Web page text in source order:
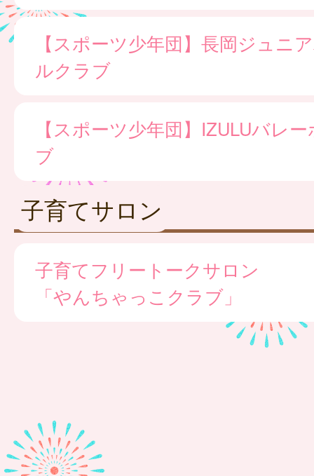
【スポーツ少年団】長岡ジュニ
ルクラブ
【スポーツ少年団】IZULUバレ
ブ
子育てサロン
子育てフリートークサロン
「やんちゃっこクラブ」